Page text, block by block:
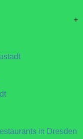
+
in Dresden